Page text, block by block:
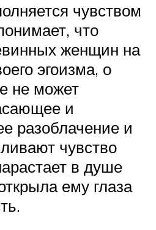
чувством
что
женщин на
эгоизма, о
не может
и
разоблачение и
чувство
в душе
ему глаза